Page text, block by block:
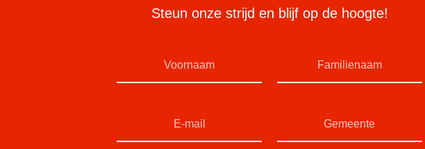
Steun onze strijd en blijf op de hoogte!